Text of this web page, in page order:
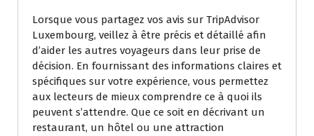
Lorsque vous partagez vos avis sur TripAdvisor
Luxembourg, veillez à être précis et détaillé afin
d’aider les autres voyageurs dans leur prise de
décision. En fournissant des informations claires et
spécifiques sur votre expérience, vous permettez
aux lecteurs de mieux comprendre ce à quoi ils
peuvent s’attendre. Que ce soit en décrivant un
restaurant, un hôtel ou une attraction